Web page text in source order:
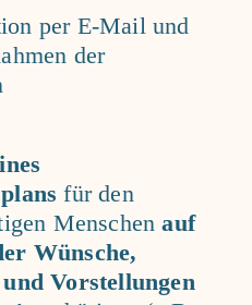
per E-Mail und
der
für den
Menschenauf
Wünsche,
Vorstellungen